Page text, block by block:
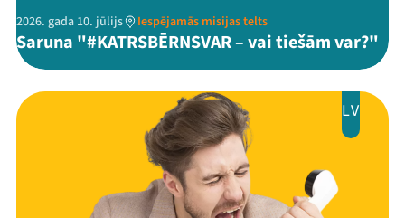
2026. gada 10. jūlijs Iespējamās misijas telts
Saruna "#KATRSBĒRNSVAR – vai tiešām var?"
LV